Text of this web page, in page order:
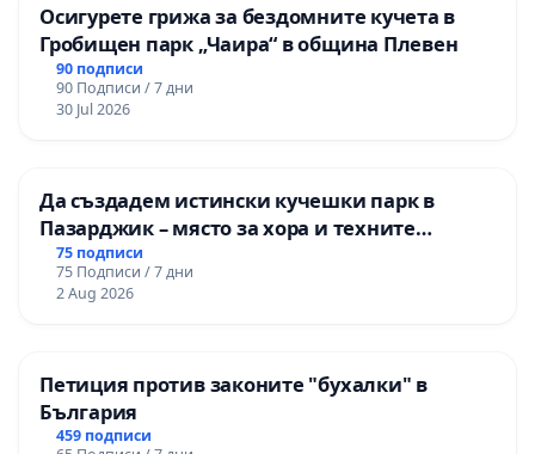
Осигурете грижа за бездомните кучета в
Гробищен парк „Чаира“ в община Плевен
90 подписи
90 Подписи / 7 дни
30 Jul 2026
Да създадем истински кучешки парк в
Пазарджик – място за хора и техните
любимци
75 подписи
75 Подписи / 7 дни
2 Aug 2026
Петиция против законите "бухалки" в
България
459 подписи